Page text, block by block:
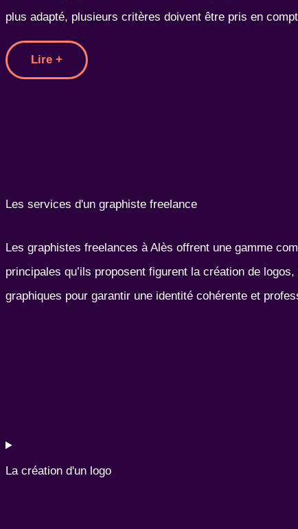
plus adapté, plusieurs critères doivent être pris en
Lire +
Les services d'un graphiste freelance
Les graphistes freelances à Alès offrent une gamme
principales qu’ils proposent figurent la création de
graphiques pour garantir une identité cohérente et
La création d'un logo